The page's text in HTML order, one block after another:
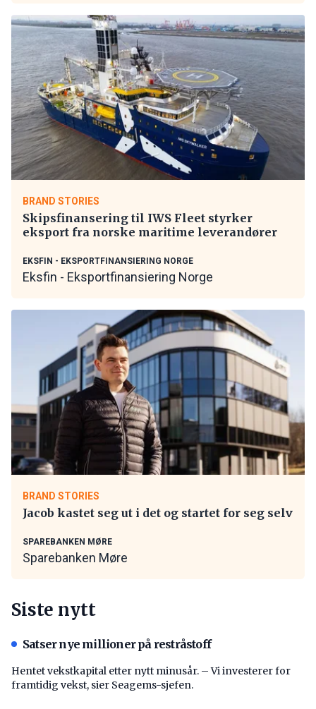
BRAND STORIES
Skipsfinansering til IWS Fleet styrker
eksport fra norske maritime leverandører
EKSFIN - EKSPORTFINANSIERING NORGE
Eksfin - Eksportfinansiering Norge
BRAND STORIES
Jacob kastet seg ut i det og startet for seg selv
SPAREBANKEN MØRE
Sparebanken Møre
Siste nytt
Satser nye millioner på restråstoff
Hentet vekstkapital etter nytt minusår. – Vi investerer for
framtidig vekst, sier Seagems-sjefen.